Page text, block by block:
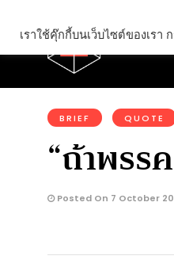
คุณกำลังอ่าน:
BRIEF QUOTE
“ถ้าพรร
Posted On 7 October
เราใช้คุ๊กกี้บนเว็บไซต์ของเร